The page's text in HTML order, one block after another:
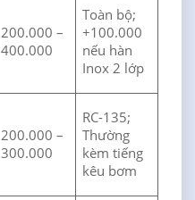
200.000 –
400.000
Toàn bộ;
+100.000
nếu hàn
Inox 2 lớp
200.000 –
300.000
RC-135;
Thường
kèm tiếng
kêu bơm